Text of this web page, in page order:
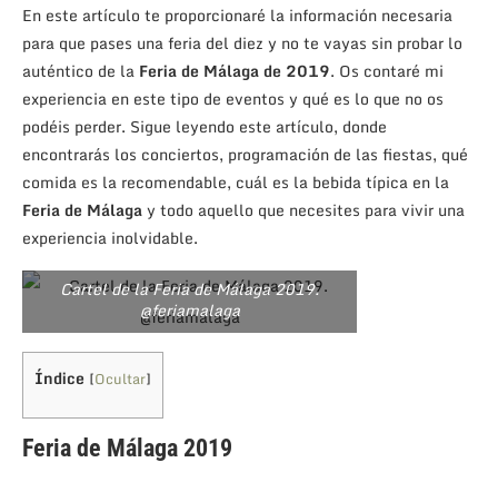
En este artículo te proporcionaré la información necesaria
para que pases una feria del diez y no te vayas sin probar lo
auténtico de la Feria de Málaga de 2019. Os contaré mi
experiencia en este tipo de eventos y qué es lo que no os
podéis perder. Sigue leyendo este artículo, donde
encontrarás los conciertos, programación de las fiestas, qué
comida es la recomendable, cuál es la bebida típica en la
Feria de Málagay todo aquello que necesites para vivir una
experiencia inolvidable.
Cartel de la Feria de Málaga 2019.
@feriamalaga
Índice [Ocultar]
Feria de Málaga 2019